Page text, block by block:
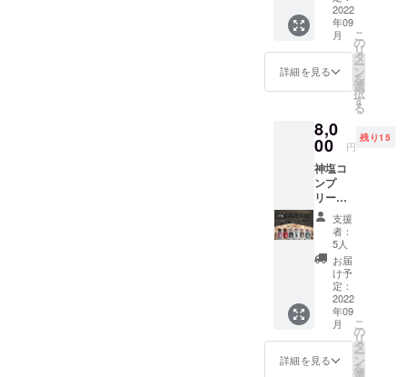
きゅう
りや塩
焼きそ
ばによ
く合い
麻・大
豆 主
原料の
原産国
日本 国
産牛大
豆100%
醤油を
使用 白
身魚の
刺身や
焼き
物、卵
かけご
飯によ
く合い
ます。
鰹節を
はじめ
14種類
の調味
料をブ
レンド
してい
2022
年09
月
詳細を見る
こ
の
リ
タ
ー
ン
を
選
択
す
る
8,0
00 円
残り15
神塩コ
ンプ
リート
セット
全6種類
のセッ
ト ※ア
レルゲ
ン胡
麻・大
豆 主
原料の
原産国
日本 色
んな味
支援
者：
5人
お届
け予
定：
2022
年09
月
詳細を見る
こ
の
リ
タ
ー
ン
を